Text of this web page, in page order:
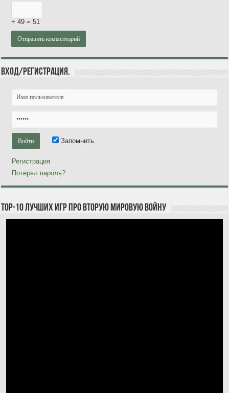
+ 49 = 51
Вход/Регистрация.
Запомнить
Регистрация
Потерял пароль?
TOP-10 лучших игр про Вторую мировую войну